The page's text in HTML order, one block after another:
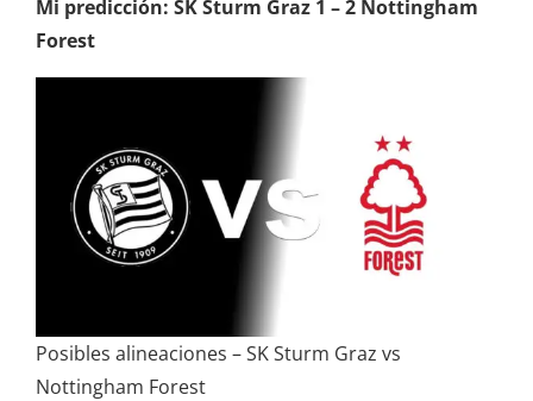
Mi predicción: SK Sturm Graz 1 – 2 Nottingham
Forest
Posibles alineaciones – SK Sturm Graz vs
Nottingham Forest